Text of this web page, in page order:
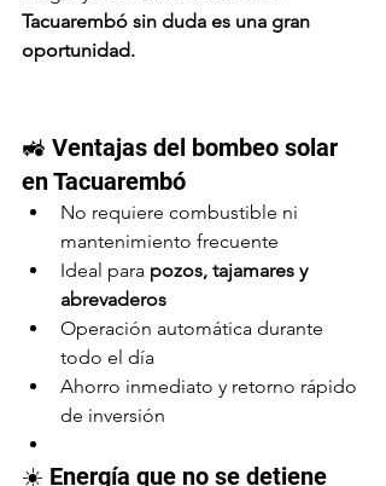
Tacuarembó sin duda es una gran
oportunidad.
🚜 Ventajas del bombeo solar
en Tacuarembó
No requiere combustible ni
mantenimiento frecuente
Ideal para pozos, tajamares y
abrevaderos
Operación automática durante
todo el día
Ahorro inmediato y retorno rápido
de inversión
☀️ Energía que no se detiene